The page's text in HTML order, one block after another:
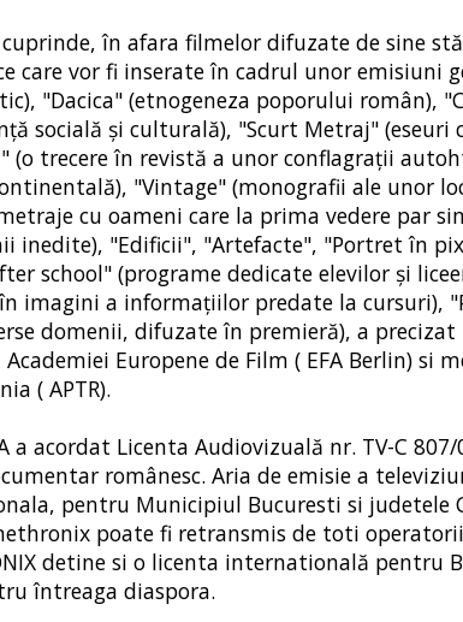
în afara filmelor difuzate de sine
care vor fi inserate în cadrul unor emisiuni
"Dacica" (etnogeneza poporului român),
socială şi culturală), "Scurt Metraj"
(o trecere în revistă a unor conflagraţii
"Vintage" (monografii ale unor
cu oameni care la prima vedere par
inedite), "Edificii", "Artefacte", "Portret în
school" (programe dedicate elevilor şi
imagini a informaţiilor predate la cursuri),
domenii, difuzate în premieră), a
Europene de Film ( EFA Berlin)
( APTR).
a acordat Licenta Audiovizuală nr. TV-C
românesc. Aria de emisie a
pentru Municipiul Bucuresti si
poate fi retransmis de toti
detine si o licenta internatională
întreaga diaspora.